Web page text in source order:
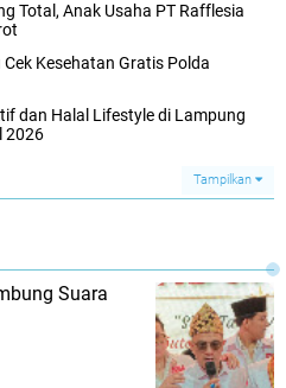
Total, Anak Usaha PT Rafflesia
Kesehatan Gratis Polda
dan Halal Lifestyle di Lampung
2026
Tampilkan
Suara